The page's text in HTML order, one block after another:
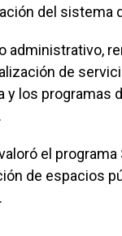
del sistema
administrativo,
de
y los programas
el
de espacios